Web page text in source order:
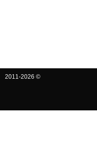
2011-2026 ©